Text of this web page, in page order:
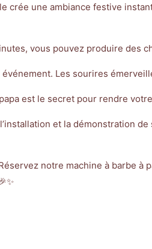
crée une ambiance festive
vous pouvez produire des
Les sourires
est le secret pour rendre
et la démonstration de
notre machine à barbe à